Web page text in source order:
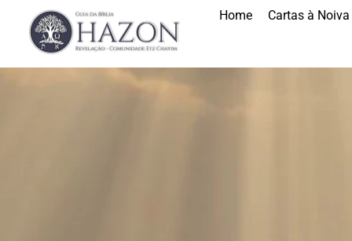
Home Cartas à Noiva